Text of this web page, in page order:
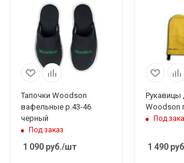
Тапочки Woodson
вафельные р.43-46
черный
Под заказ
1 090 руб./шт
Рукавицы
Woodson
Под
1 490